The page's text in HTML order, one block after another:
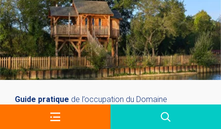
Guide pratique de l’occupation du Domaine
Réglementation, contractualisation, grille tarifaire, guide